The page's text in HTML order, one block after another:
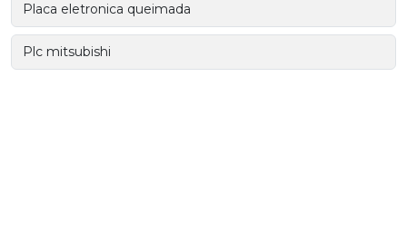
Placa eletronica queimada
Plc mitsubishi